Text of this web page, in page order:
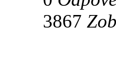
3867